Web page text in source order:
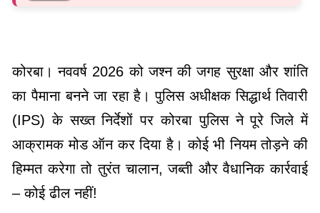
कोरबा। नववर्ष 2026 को जश्न की जगह सुरक्षा और शांति
का पैमाना बनने जा रहा है। पुलिस अधीक्षक सिद्धार्थ तिवारी
(IPS) के सख्त निर्देशों पर कोरबा पुलिस ने पूरे जिले में
आक्रामक मोड ऑन कर दिया है। कोई भी नियम तोड़ने की
हिम्मत करेगा तो तुरंत चालान, जब्ती और वैधानिक कार्रवाई
– कोई ढील नहीं!